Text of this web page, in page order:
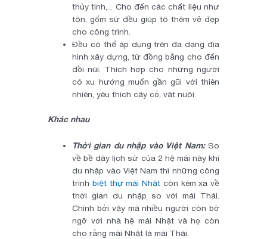
thủy tinh,... Cho đến các chất liệu như
tôn, gốm sứ đều giúp tô thêm vẻ đẹp
cho công trình.
Đều có thể áp dụng trên đa dạng địa
hình xây dựng, từ đồng bằng cho đến
đồi núi. Thích hợp cho những người
có xu hướng muốn gần gũi với thiên
nhiên, yêu thích cây cỏ, vật nuôi.
Khác nhau
Thời gian du nhập vào Việt Nam:So
về bề dày lịch sử của 2 hệ mái này khi
du nhập vào Việt Nam thì những công
trình biệt thự mái Nhật còn kém xa về
thời gian du nhập so với mái Thái.
Chính bởi vậy mà nhiều người còn bỡ
ngỡ với nhà hệ mái Nhật và họ còn
cho rằng mái Nhật là mái Thái.